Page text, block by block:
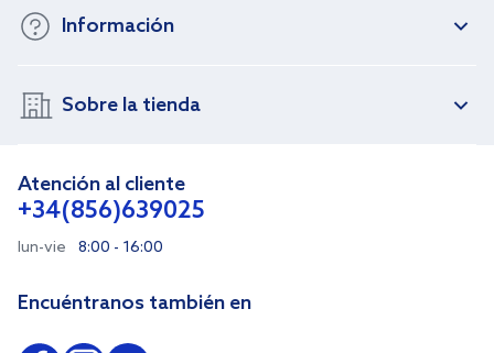
Información
Sobre la tienda
Atención al cliente
+34(856)639025
lun-vie 8:00 - 16:00
Encuéntranos también en